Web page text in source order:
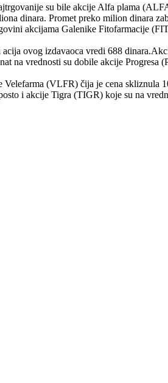
su bile akcije Alfa plama
dinara. Promet preko milion dinara
akcijama Galenike Fitofarmacije
ovog izdavaoca vredi 688
na vrednosti su dobile akcije
(VLFR) čija je cena skliznula
i akcije Tigra (TIGR) koje su na